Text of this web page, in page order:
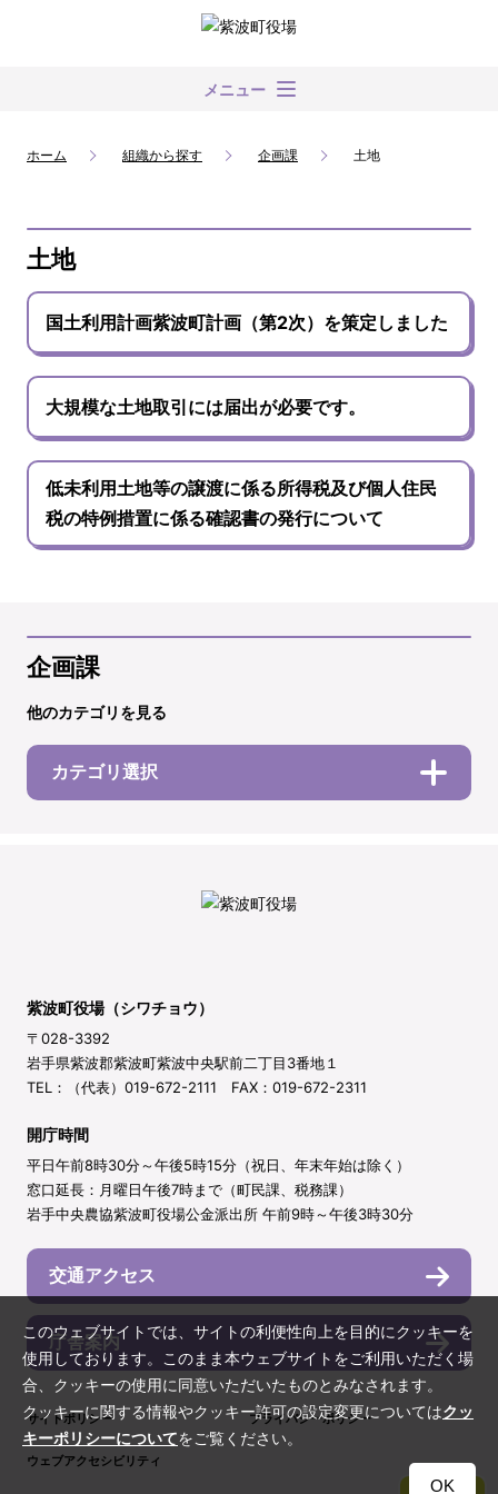
メニュー
ホーム 組織から探す 企画課 土地
土地
国土利用計画紫波町計画（第2次）を策定しました
大規模な土地取引には届出が必要です。
低未利用土地等の譲渡に係る所得税及び個人住民
税の特例措置に係る確認書の発行について
企画課
他のカテゴリを見る
カテゴリ選択
紫波町役場（シワチョウ）
〒028-3392
岩手県紫波郡紫波町紫波中央駅前二丁目3番地１
TEL：（代表）019-672-2111 FAX：019-672-2311
開庁時間
平日午前8時30分～午後5時15分（祝日、年末年始は除く）
窓口延長：月曜日午後7時まで（町民課、税務課）
岩手中央農協紫波町役場公金派出所 午前9時～午後3時30分
交通アクセス
庁舎案内
サイトポリシー プライバシーポリシー
ウェブアクセシビリティ
このウェブサイトでは、サイトの利便性向上を目的にクッキーを
使用しております。このまま本ウェブサイトをご利用いただく場
合、クッキーの使用に同意いただいたものとみなされます。
クッキーに関する情報やクッキー許可の設定変更についてはクッ
キーポリシーについてをご覧ください。
OK